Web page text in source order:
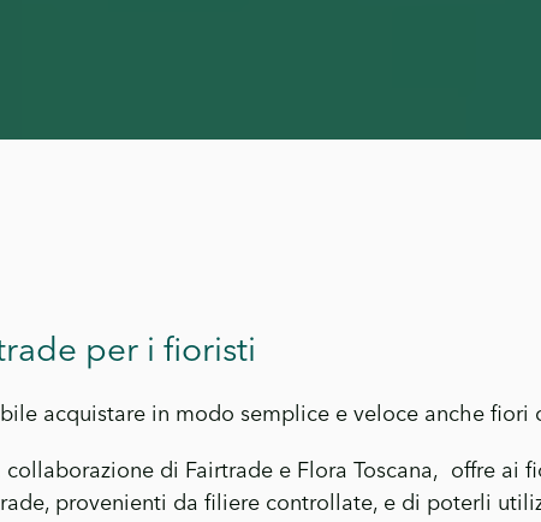
per i fioristi
acquistare in modo semplice e veloce anche fiori
di Fairtrade e Flora Toscana, offre ai
provenienti da filiere controllate, e di poterli